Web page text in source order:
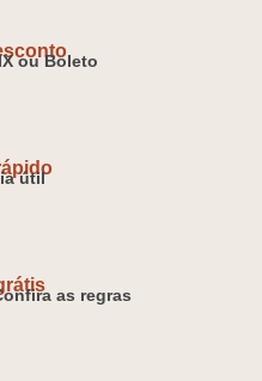
ou Boleto
útil
as regras